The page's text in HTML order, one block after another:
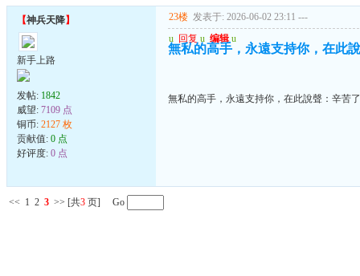
【神兵天降】
新手上路
发帖: 1842
威望: 7109 点
铜币: 2127 枚
贡献值: 0 点
好评度: 0 点
23楼 发表于: 2026-06-02 23:11 ---
u 回复 u 编辑 u
無私的高手，永遠支持你，在此
無私的高手，永遠支持你，在此說聲：辛苦了
<< 1 2 3 >> [共3 页] Go